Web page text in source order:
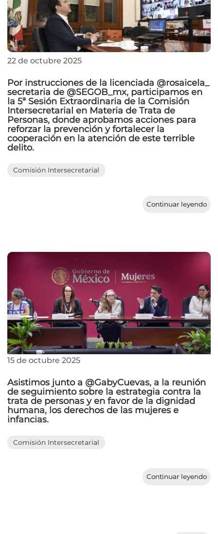
22 de octubre 2025
Por instrucciones de la licenciada @rosaicela_
secretaria de @SEGOB_mx, participamos en
la 5ª Sesión Extraordinaria de la Comisión
Intersecretarial en Materia de Trata de
Personas, donde aprobamos acciones para
reforzar la prevención y fortalecer la
cooperación en la atención de este terrible
delito.
Comisión Intersecretarial
Continuar leyendo
15 de octubre 2025
Asistimos junto a @GabyCuevas, a la reunión
de seguimiento sobre la estrategia contra la
trata de personas y en favor de la dignidad
humana, los derechos de las mujeres e
infancias.
Comisión Intersecretarial
Continuar leyendo